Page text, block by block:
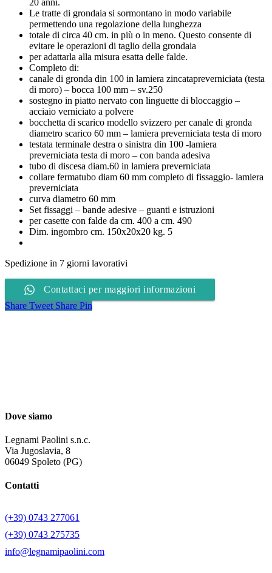
20 anni.
Le tratte di grondaia si sormontano in modo variabile
permettendo una regolazione della lunghezza
totale di circa 40 cm. in più o in meno. Questo consente di
evitare le operazioni di taglio della grondaia
per adattarla alla misura esatta delle falde.
Completo di:
canale di gronda din 100 in lamiera zincatapreverniciata (testa
di moro) – bocca 100 mm – sv.250
sostegno in piatto nervato con linguette di bloccaggio –
acciaio verniciato a polvere
bocchetta di scarico modello svizzero per canale di gronda
diametro scarico 60 mm – lamiera preverniciata testa di moro
testata terminale destra o sinistra din 100 -lamiera
preverniciata testa di moro – con banda adesiva
tubo di discesa diam.60 in lamiera preverniciata
collare fermatubo diam 60 mm completo di fissaggio- lamiera
preverniciata
curva diametro 60 mm
Set fissaggi – bande adesive – guanti e istruzioni
per casette con falde da cm. 400 a cm. 490
Dim. ingombro cm. 150x20x20 kg. 5
Spedizione in 7 giorni lavorativi
Contattaci per maggiori informazioni
Share Tweet Share Pin
Dove siamo
Legnami Paolini s.n.c.
Via Jugoslavia, 8
06049 Spoleto (PG)
Contatti
(+39) 0743 277061
(+39) 0743 275735
info@legnamipaolini.com